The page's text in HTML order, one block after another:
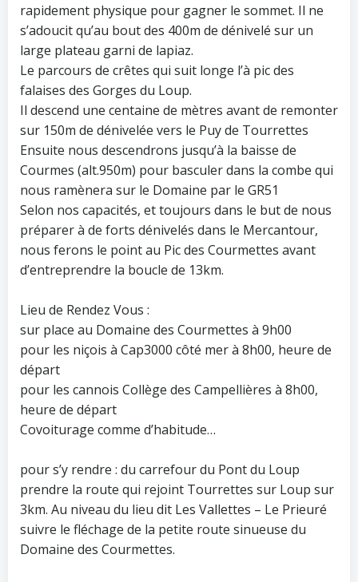
rapidement physique pour gagner le sommet. Il ne
s’adoucit qu’au bout des 400m de dénivelé sur un
large plateau garni de lapiaz.
Le parcours de crêtes qui suit longe l’à pic des
falaises des Gorges du Loup.
Il descend une centaine de mètres avant de remonter
sur 150m de dénivelée vers le Puy de Tourrettes
Ensuite nous descendrons jusqu’à la baisse de
Courmes (alt.950m) pour basculer dans la combe qui
nous ramènera sur le Domaine par le GR51
Selon nos capacités, et toujours dans le but de nous
préparer à de forts dénivelés dans le Mercantour,
nous ferons le point au Pic des Courmettes avant
d’entreprendre la boucle de 13km.
Lieu de Rendez Vous :
sur place au Domaine des Courmettes à 9h00
pour les niçois à Cap3000 côté mer à 8h00, heure de
départ
pour les cannois Collège des Campellières à 8h00,
heure de départ
Covoiturage comme d’habitude…
pour s’y rendre : du carrefour du Pont du Loup
prendre la route qui rejoint Tourrettes sur Loup sur
3km. Au niveau du lieu dit Les Vallettes – Le Prieuré
suivre le fléchage de la petite route sinueuse du
Domaine des Courmettes.